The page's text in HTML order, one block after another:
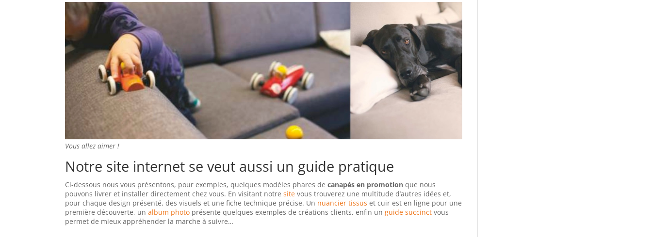
Vous allez aimer !
Notre site internet se veut aussi un guide pratique
Ci-dessous nous vous présentons, pour exemples, quelques modèles phares decanapés en promotion que nous
pouvons livrer et installer directement chez vous. En visitant notresite vous trouverez une multitude d’autres idées et,
pour chaque design présenté, des visuels et une fiche technique précise. Un nuancier tissus et cuir est en ligne pour une
première découverte, unalbum photo présente quelques exemples de créations clients, enfin unguide succinct vous
permet de mieux appréhender la marche à suivre…